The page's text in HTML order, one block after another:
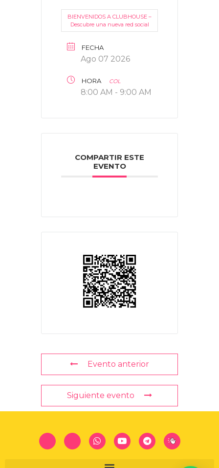
BIENVENIDOS A CLUBHOUSE –
Descubre una nueva red social
FECHA
Ago 07 2026
HORA COL
8:00 AM - 9:00 AM
COMPARTIR ESTE
EVENTO
Evento anterior
Siguiente evento